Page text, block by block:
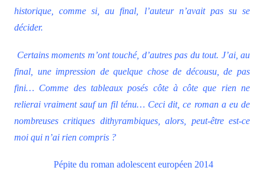
historique, comme si, au final, l’auteur n’avait pas su se
décider.
Certains moments m’ont touché, d’autres pas du tout. J’ai, au
final, une impression de quelque chose de décousu, de pas
fini… Comme des tableaux posés côte à côte que rien ne
relierai vraiment sauf un fil ténu… Ceci dit, ce roman a eu de
nombreuses critiques dithyrambiques, alors, peut-être est-ce
moi qui n’ai rien compris ?
Pépite du roman adolescent européen 2014